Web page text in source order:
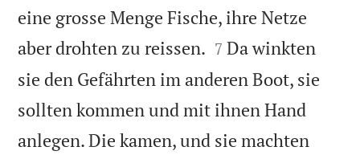
eine grosse Menge Fische, ihre Netze
aber drohten zu reissen. 

7 Da winkten
sie den Gefährten im anderen Boot, sie
sollten kommen und mit ihnen Hand
anlegen. Die kamen, und sie machten